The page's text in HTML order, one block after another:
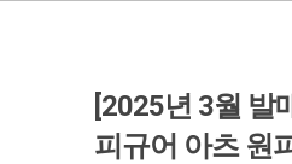
[2025년 3월 발
피규어 아츠 원